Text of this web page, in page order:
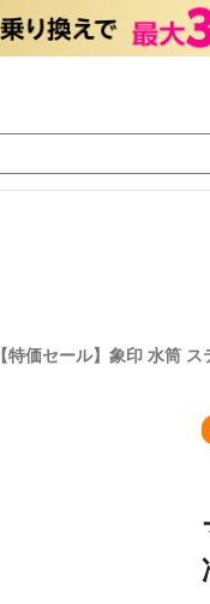
【特価セール】象印 水筒